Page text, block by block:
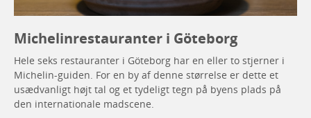
Michelinrestauranter i Göteborg
Hele seks restauranter i Göteborg har en eller to stjerner i
Michelin-guiden. For en by af denne størrelse er dette et
usædvanligt højt tal og et tydeligt tegn på byens plads på
den internationale madscene.